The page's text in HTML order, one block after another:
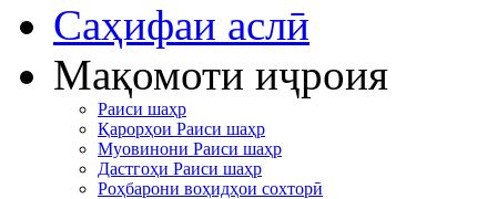
Cаҳифаи аслӣ
Мақомоти иҷроия
Раиси шаҳр
Қарорҳои Раиси шаҳр
Муовинони Раиси шаҳр
Дастгоҳи Раиси шаҳр
Роҳбарони воҳидҳои сохторӣ